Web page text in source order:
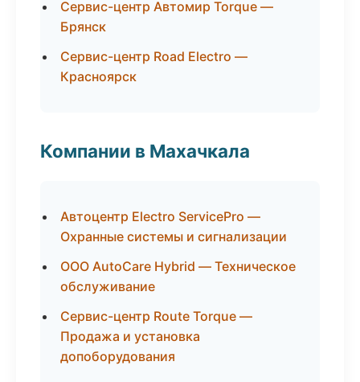
Сервис-центр Автомир Torque —
Брянск
Сервис-центр Road Electro —
Красноярск
Компании в Махачкала
Автоцентр Electro ServicePro —
Охранные системы и сигнализации
ООО AutoCare Hybrid — Техническое
обслуживание
Сервис-центр Route Torque —
Продажа и установка
допоборудования